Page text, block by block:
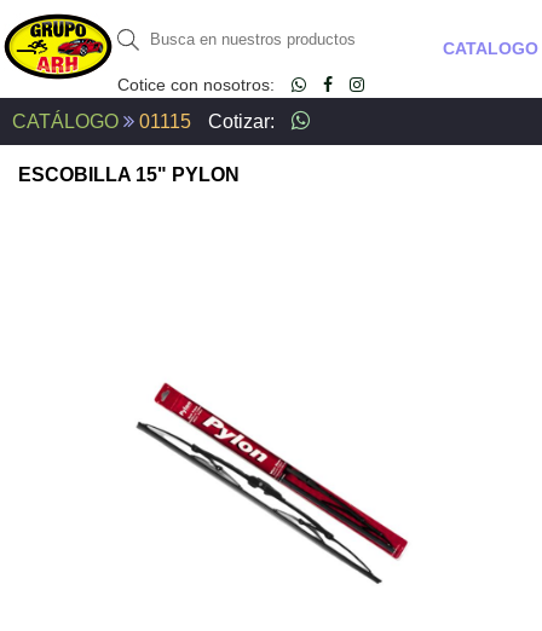
Cotice con nosotros:
CATALOGO
CATÁLOGO 01115 Cotizar:
ESCOBILLA 15" PYLON